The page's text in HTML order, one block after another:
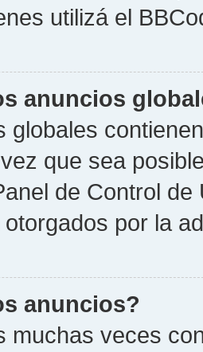
utilizá el
anuncios
globales
que sea
de Control
por la
anuncios?
muchas veces